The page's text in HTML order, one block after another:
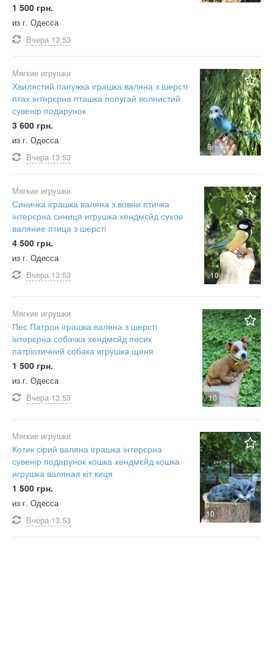
1 500 грн.
из г. Одесса
Вчера 13:53
8
Мягкие игрушки
Хвилястий папужка іграшка валяна з шерсті
птах інтерєрна пташка попугай волнистий
сувенір подарунок
3 600 грн.
из г. Одесса
Вчера 13:53
10
Мягкие игрушки
Синичка іграшка валяна з вовни птичка
інтерєрна синиця игрушка хендмєйд сухое
валяние птица з шерсті
4 500 грн.
из г. Одесса
Вчера 13:53
10
Мягкие игрушки
Пес Патрон іграшка валяна з шерсті
інтерєрна собачка хендмєйд песик
патріотичний собака игрушка щеня
1 500 грн.
из г. Одесса
Вчера 13:53
10
Мягкие игрушки
Котик сірий валяна іграшка інтерєрна
сувенір подарунок кошка хендмєйд кошка
игрушка валяная кіт киця
1 500 грн.
из г. Одесса
Вчера 13:53